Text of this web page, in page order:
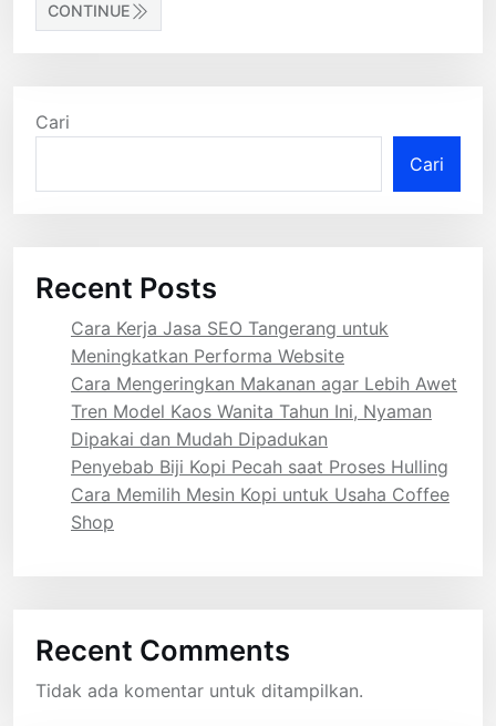
CONTINUE
Cari
Cari
Recent Posts
Cara Kerja Jasa SEO Tangerang untuk
Meningkatkan Performa Website
Cara Mengeringkan Makanan agar Lebih Awet
Tren Model Kaos Wanita Tahun Ini, Nyaman
Dipakai dan Mudah Dipadukan
Penyebab Biji Kopi Pecah saat Proses Hulling
Cara Memilih Mesin Kopi untuk Usaha Coffee
Shop
Recent Comments
Tidak ada komentar untuk ditampilkan.